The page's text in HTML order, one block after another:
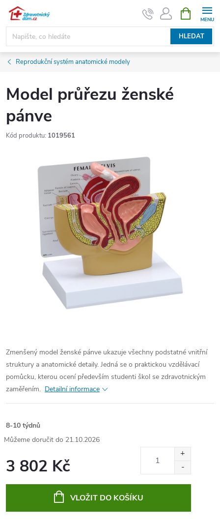
Přejít
obsah
HLEDAT
NÁKUPNÍ
KOŠÍK
Reprodukční systém anatomické modely
Model průřezu ženské
pánve
Kód produktu: 1019561
Zmenšený model ženské pánve ukazuje všechny podstatné vnitřní
struktury a anatomické detaily. Jedná se o praktickou vzdělávací
pomůcku, kterou ocení především studenti škol se zdravotnickým
zaměřením. Detailní informace
8-10 týdnů
21.10.2026
3 802 Kč
VLOŽIT DO KOŠÍKU